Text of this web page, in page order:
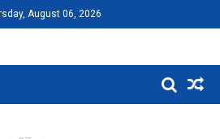
August 06, 2026